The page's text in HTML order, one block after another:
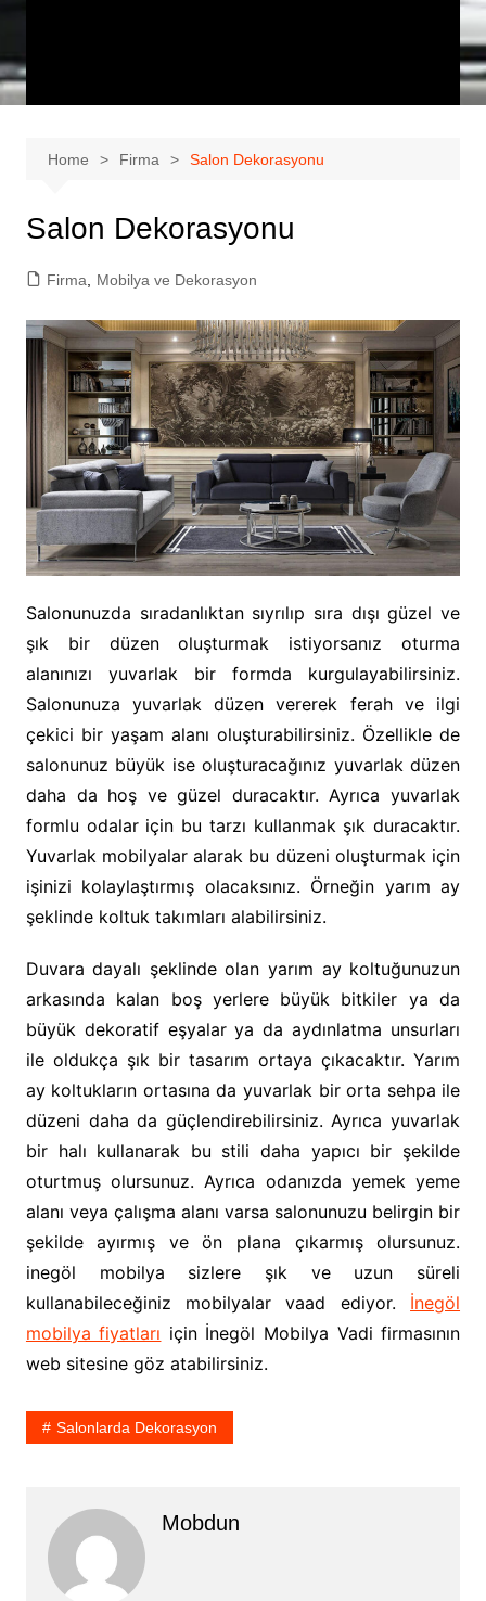
Home Firma Salon Dekorasyonu
Salon Dekorasyonu
Firma Mobilya ve Dekorasyon
Salonunuzda sıradanlıktan sıyrılıp sıra dışı güzel ve
şık bir düzen oluşturmak istiyorsanız oturma
alanınızı yuvarlak bir formda kurgulayabilirsiniz.
Salonunuza yuvarlak düzen vererek ferah ve ilgi
çekici bir yaşam alanı oluşturabilirsiniz. Özellikle de
salonunuz büyük ise oluşturacağınız yuvarlak düzen
daha da hoş ve güzel duracaktır. Ayrıca yuvarlak
formlu odalar için bu tarzı kullanmak şık duracaktır.
Yuvarlak mobilyalar alarak bu düzeni oluşturmak için
işinizi kolaylaştırmış olacaksınız. Örneğin yarım ay
şeklinde koltuk takımları alabilirsiniz.
Duvara dayalı şeklinde olan yarım ay koltuğunuzun
arkasında kalan boş yerlere büyük bitkiler ya da
büyük dekoratif eşyalar ya da aydınlatma unsurları
ile oldukça şık bir tasarım ortaya çıkacaktır. Yarım
ay koltukların ortasına da yuvarlak bir orta sehpa ile
düzeni daha da güçlendirebilirsiniz. Ayrıca yuvarlak
bir halı kullanarak bu stili daha yapıcı bir şekilde
oturtmuş olursunuz. Ayrıca odanızda yemek yeme
alanı veya çalışma alanı varsa salonunuzu belirgin bir
şekilde ayırmış ve ön plana çıkarmış olursunuz.
inegöl mobilya sizlere şık ve uzun süreli
kullanabileceğiniz mobilyalar vaad ediyor. İnegöl
mobilya fiyatları için İnegöl Mobilya Vadi firmasının
web sitesine göz atabilirsiniz.
Salonlarda Dekorasyon
Mobdun